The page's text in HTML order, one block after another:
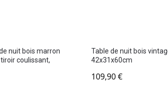
nuit bois marron
coulissant,
Table de nuit bois
42x31x60cm
109,90€